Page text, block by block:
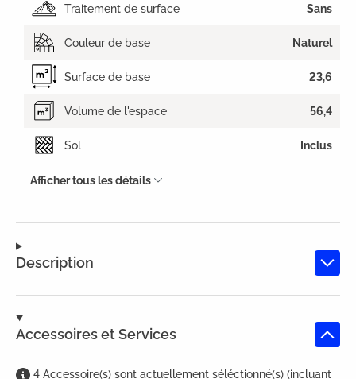
Description
Accessoires et Services
4 Accessoire(s) sont actuellement séléctionné(s) (incluant
Traitement de surface Sans
Couleur de base Naturel
Surface de base 23,6
Volume de l'espace 56,4
Sol Inclus
Afficher tous les détails